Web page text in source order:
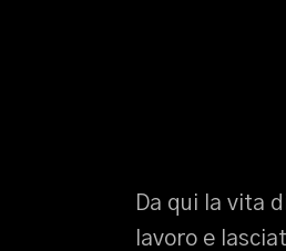
Da qui la vita
lavoro e